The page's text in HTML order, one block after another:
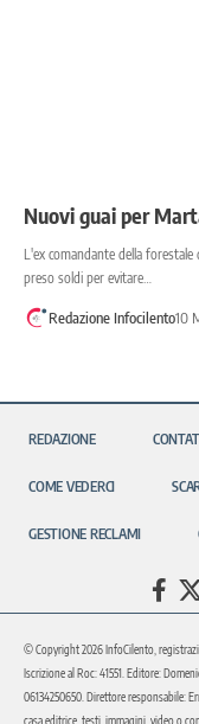
Nuovi guai per
L'ex comandante della forestale
preso soldi per evitare…
Redazione Infocilento10
REDAZIONE
COME VEDERCI
GESTIONE RECLAMI
© Copyright 2026 InfoCilento,
Iscrizione al Roc: 41551. Editore:
06134250650. Direttore responsabile:
casa editrice, testi, immagini, video o